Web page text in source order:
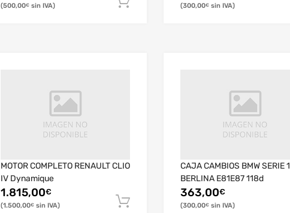
500,00€ 300,00€
MOTOR COMPLETO RENAULT CLIO
IV Dynamique
1.815,00€
1.500,00€
CAJA CAMBIOS BMW SERIE 1
BERLINA E81E87 118d
363,00€
300,00€